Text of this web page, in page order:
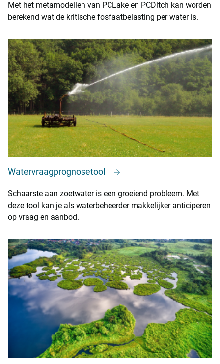
Met het metamodellen van PCLake en PCDitch kan worden
berekend wat de kritische fosfaatbelasting per water is.
Watervraagprognosetool
Schaarste aan zoetwater is een groeiend probleem. Met
deze tool kan je als waterbeheerder makkelijker anticiperen
op vraag en aanbod.